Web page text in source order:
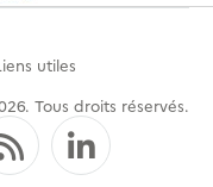
utiles
Tous droits réservés.
Flux RSS